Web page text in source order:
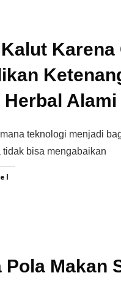
Karena
Herbal Alami
teknologi menjadi
tidak bisa mengabaikan
Pola Makan